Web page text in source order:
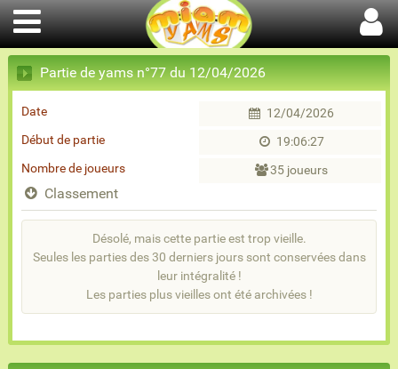
Partie de yams n°77 du 12/04/2026
Date
12/04/2026
Début de partie
19:06:27
Nombre de joueurs
35 joueurs
Classement
Désolé, mais cette partie est trop vieille.
Seules les parties des 30 derniers jours sont conservées dans
leur intégralité !
Les parties plus vieilles ont été archivées !